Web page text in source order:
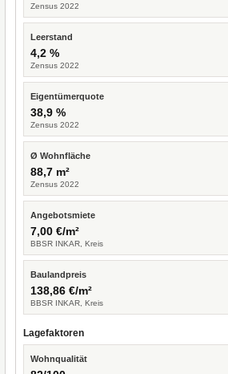
Zensus 2022
Leerstand
4,2 %
Zensus 2022
Eigentümerquote
38,9 %
Zensus 2022
Ø Wohnfläche
88,7 m²
Zensus 2022
Angebotsmiete
7,00 €/m²
BBSR INKAR, Kreis
Baulandpreis
138,86 €/m²
BBSR INKAR, Kreis
Lagefaktoren
Wohnqualität